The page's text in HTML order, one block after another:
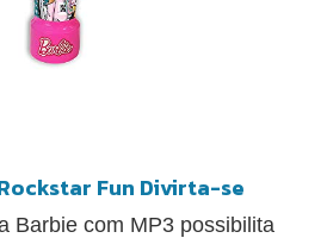
Fun Divirta-se
Barbie com MP3 possibilita